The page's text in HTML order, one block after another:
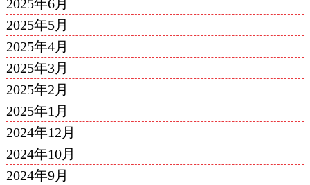
2025年6月
2025年5月
2025年4月
2025年3月
2025年2月
2025年1月
2024年12月
2024年10月
2024年9月